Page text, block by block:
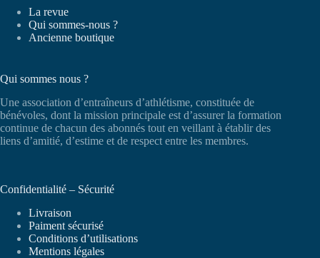
La revue
Qui sommes-nous ?
Ancienne boutique
Qui sommes nous ?
Une association d’entraîneurs d’athlétisme, constituée de
bénévoles, dont la mission principale est d’assurer la formation
continue de chacun des abonnés tout en veillant à établir des
liens d’amitié, d’estime et de respect entre les membres.
Confidentialité – Sécurité
Livraison
Paiment sécurisé
Conditions d’utilisations
Mentions légales